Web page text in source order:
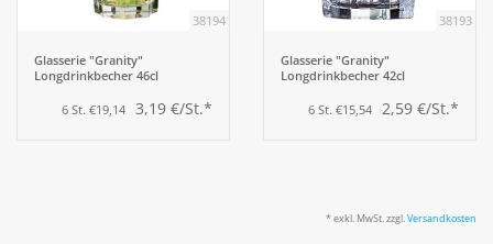
38194
Glasserie "Granity"
Longdrinkbecher 46cl
6 St. €19,14 3,19 €/St.*
38193
Glasserie "Granity"
Longdrinkbecher 42cl
6 St. €15,54 2,59 €/St.*
* exkl. MwSt. zzgl.Versandkosten